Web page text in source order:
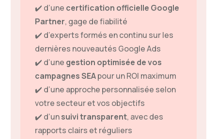
✔️ d’une certification officielle Google
Partner, gage de fiabilité
✔️ d’experts formés en continu sur les
dernières nouveautés Google Ads
✔️ d’une gestion optimisée de vos
campagnes SEApour un ROI maximum
✔️ d’une approche personnalisée selon
votre secteur et vos objectifs
✔️ d’unsuivi transparent, avec des
rapports clairs et réguliers